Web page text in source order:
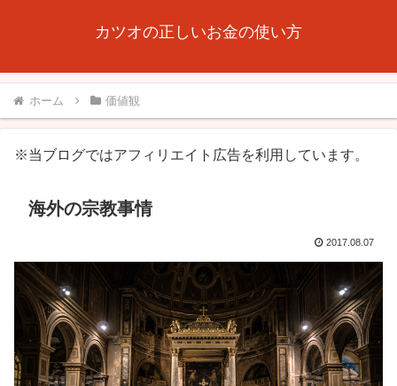
カツオの正しいお金の使い方
ホーム 価値観
※当ブログではアフィリエイト広告を利用しています。
海外の宗教事情
2017.08.07